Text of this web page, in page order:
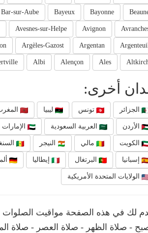
Bayonne
Bayeux
Bar-sur-Aube
Avignon
Avesnes-sur-Helpe
Argentan
Argèles-Gazost
Ales
Alençon
Albi
أخرى:
الجزائر تونس ليبيا
الأردن العربية السعودية
الكويت مالي النيجر
إسبانيا البرتغال إيطاليا
الولايات المتحدة الأمريكية
- صلاة الظهر - صلاة العصر - صلاة